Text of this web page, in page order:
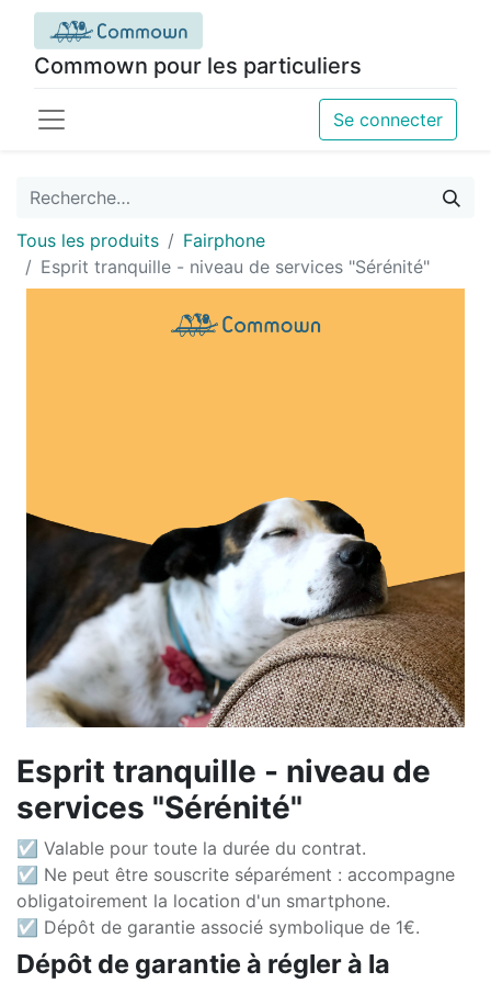
Commown pour les particuliers
Se connecter
Tous les produits
Fairphone
Esprit tranquille - niveau de services "Sérénité"
Esprit tranquille - niveau de
services "Sérénité"
☑ Valable pour toute la durée du contrat.
☑ Ne peut être souscrite séparément : accompagne
obligatoirement la location d'un smartphone.
☑ Dépôt de garantie associé symbolique de 1€.
Dépôt de garantie à régler à la